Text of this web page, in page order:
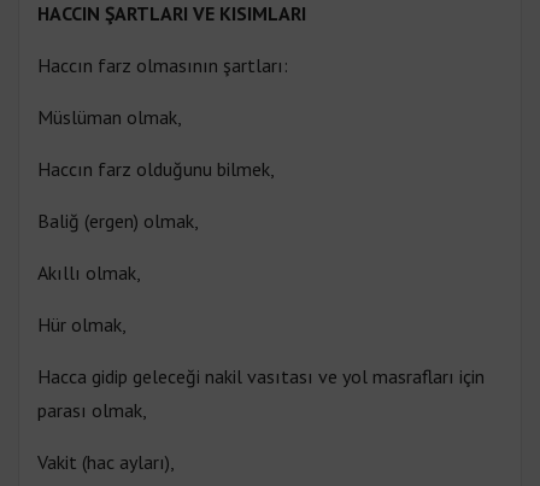
HACCIN ŞARTLARI VE KISIMLARI
Haccın farz olmasının şartları:
Müslüman olmak,
Haccın farz olduğunu bilmek,
Baliğ (ergen) olmak,
Akıllı olmak,
Hür olmak,
Hacca gidip geleceği nakil vasıtası ve yol masrafları için
parası olmak,
Vakit (hac ayları),